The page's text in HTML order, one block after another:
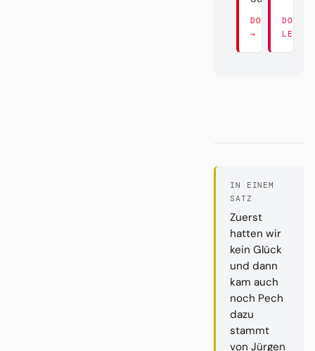
DORT LESEN
→
DORT
LESEN
IN EINEM
SATZ
Zuerst
hatten wir
kein Glück
und dann
kam auch
noch Pech
dazu
stammt
von Jürgen